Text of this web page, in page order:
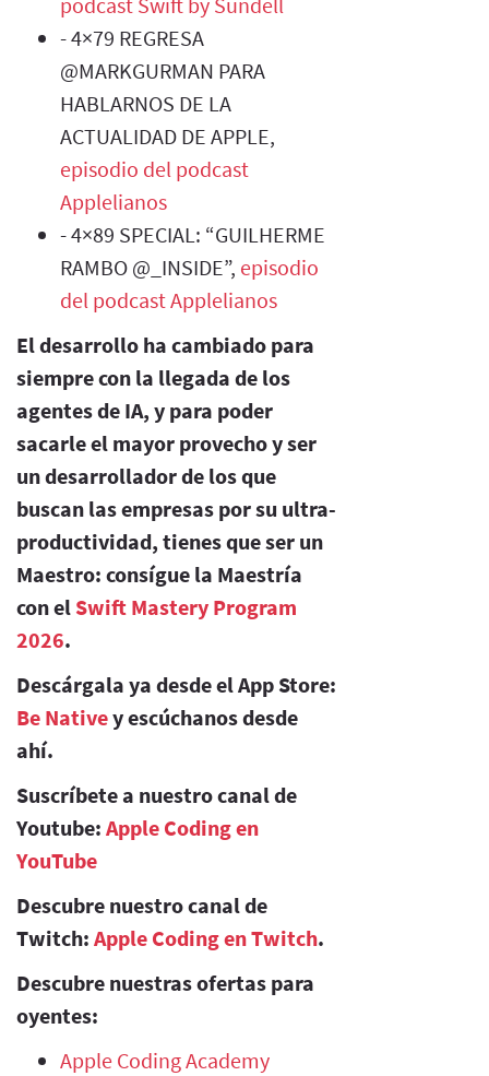
- 4×79 REGRESA
@MARKGURMAN PARA
HABLARNOS DE LA
ACTUALIDAD DE APPLE,
episodio del podcast
Applelianos
- 4×89 SPECIAL: “GUILHERME
RAMBO @_INSIDE”, episodio
del podcast Applelianos
El desarrollo ha cambiado para
siempre con la llegada de los
agentes de IA, y para poder
sacarle el mayor provecho y ser
un desarrollador de los que
buscan las empresas por su ultra-
productividad, tienes que ser un
Maestro: consígue la Maestría
con el Swift Mastery Program
2026.
Descárgala ya desde el App Store:
Be Nativey escúchanos desde
ahí.
Suscríbete a nuestro canal de
Youtube: Apple Coding en
YouTube
Descubre nuestro canal de
Twitch: Apple Coding en Twitch.
Descubre nuestras ofertas para
oyentes:
Apple Coding Academy